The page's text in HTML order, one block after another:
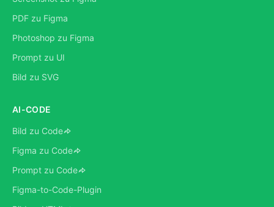
PDF zu Figma
Photoshop zu Figma
Prompt zu UI
Bild zu SVG
AI-CODE
Bild zu Code
Figma zu Code
Prompt zu Code
Figma-to-Code-Plugin